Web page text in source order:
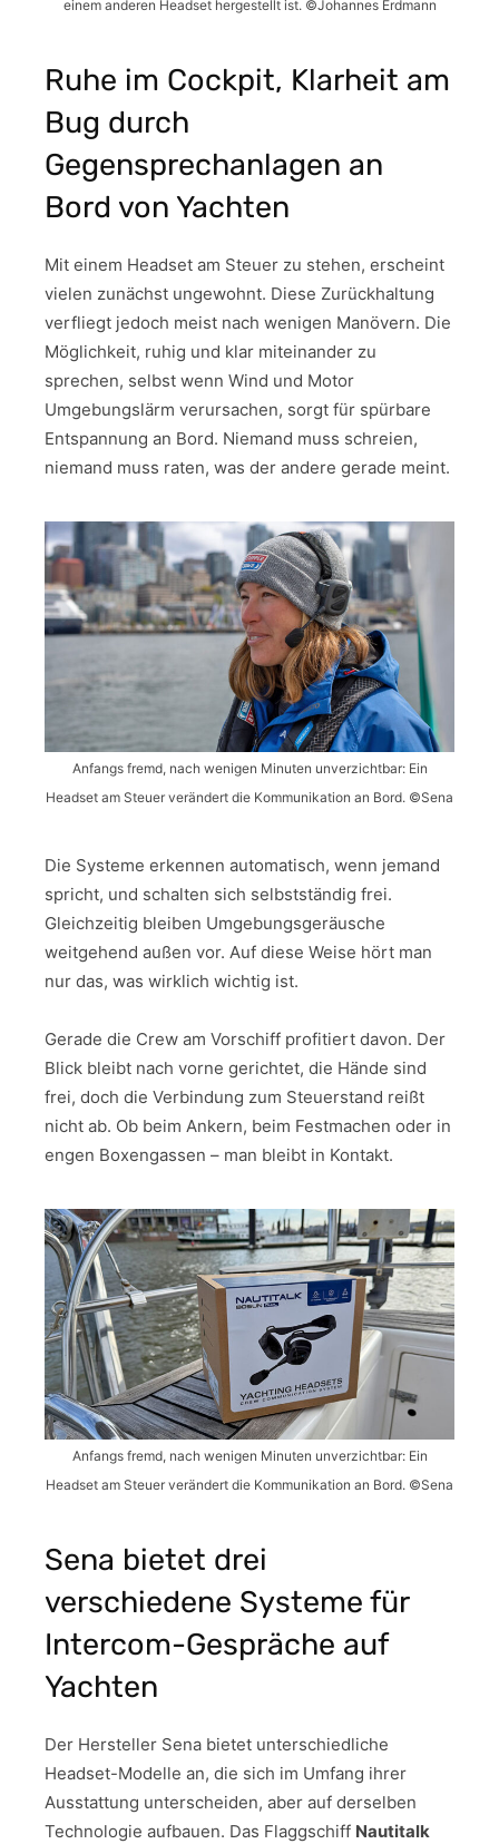
einem anderen Headset hergestellt ist. ©Johannes Erdmann
Ruhe im Cockpit, Klarheit am
Bug durch
Gegensprechanlagen an
Bord von Yachten
Mit einem Headset am Steuer zu stehen, erscheint
vielen zunächst ungewohnt. Diese Zurückhaltung
verfliegt jedoch meist nach wenigen Manövern. Die
Möglichkeit, ruhig und klar miteinander zu
sprechen, selbst wenn Wind und Motor
Umgebungslärm verursachen, sorgt für spürbare
Entspannung an Bord. Niemand muss schreien,
niemand muss raten, was der andere gerade meint.
Anfangs fremd, nach wenigen Minuten unverzichtbar: Ein
Headset am Steuer verändert die Kommunikation an Bord. ©Sena
Die Systeme erkennen automatisch, wenn jemand
spricht, und schalten sich selbstständig frei.
Gleichzeitig bleiben Umgebungsgeräusche
weitgehend außen vor. Auf diese Weise hört man
nur das, was wirklich wichtig ist.
Gerade die Crew am Vorschiff profitiert davon. Der
Blick bleibt nach vorne gerichtet, die Hände sind
frei, doch die Verbindung zum Steuerstand reißt
nicht ab. Ob beim Ankern, beim Festmachen oder in
engen Boxengassen – man bleibt in Kontakt.
Anfangs fremd, nach wenigen Minuten unverzichtbar: Ein
Headset am Steuer verändert die Kommunikation an Bord. ©Sena
Sena bietet drei
verschiedene Systeme für
Intercom-Gespräche auf
Yachten
Der Hersteller Sena bietet unterschiedliche
Headset-Modelle an, die sich im Umfang ihrer
Ausstattung unterscheiden, aber auf derselben
Technologie aufbauen. Das Flaggschiff Nautitalk